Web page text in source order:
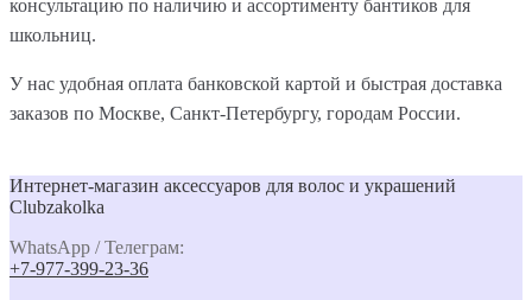
консультацию по наличию и ассортименту бантиков для
школьниц.
У нас удобная оплата банковской картой и быстрая доставка
заказов по Москве, Санкт-Петербургу, городам России.
Интернет-магазин аксессуаров для волос и украшений
Clubzakolka
WhatsApp / Телеграм:
+7-977-399-23-36